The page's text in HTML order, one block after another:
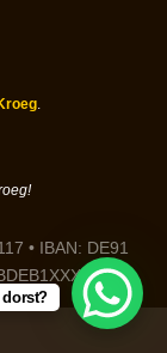
.
• IBAN: DE91
dorst?